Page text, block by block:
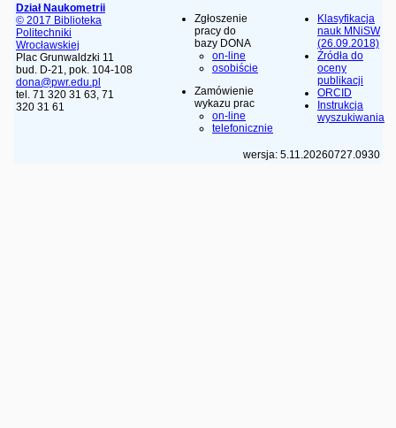
Dział Naukometrii
© 2017 Biblioteka
Politechniki
Wrocławskiej
Plac Grunwaldzki 11
bud. D-21, pok. 104-108
dona@pwr.edu.pl
tel. 71 320 31 63, 71
320 31 61
Zgłoszenie
pracy do
bazy DONA
on-line
osobiście
Zamówienie
wykazu prac
on-line
telefonicznie
Klasyfikacja
nauk MNiSW
(26.09.2018)
Źródła do
oceny
publikacji
ORCID
Instrukcja
wyszukiwania
wersja: 5.11.20260727.0930